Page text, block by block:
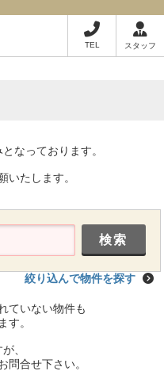
TEL スタッフ
なっております。
いたします。
絞り込んで物件を探す
ていない物件も
す。
、
問合せ下さい。